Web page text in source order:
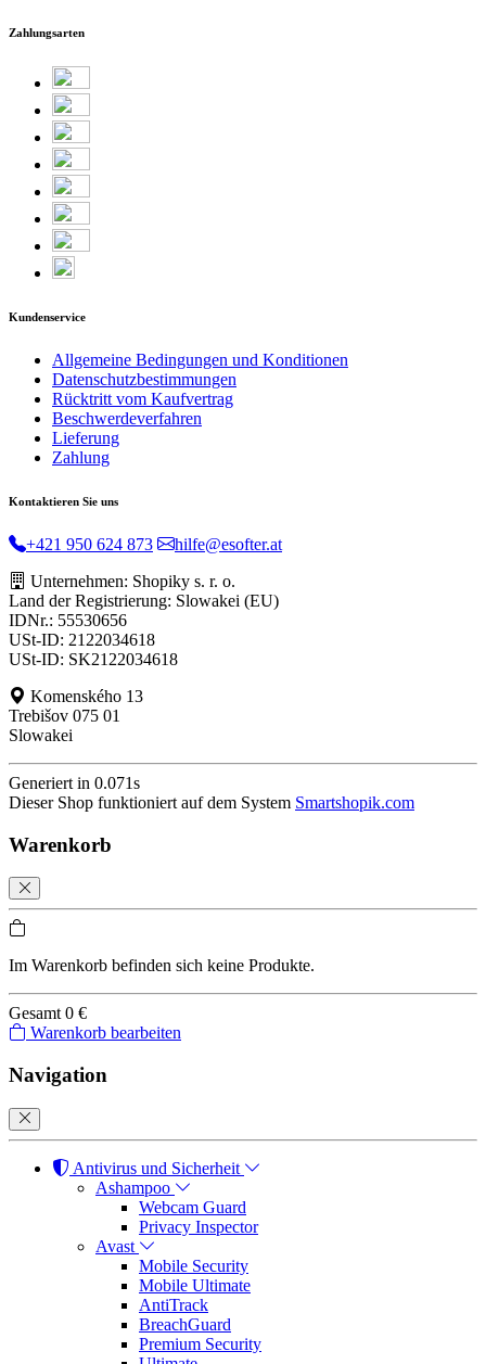
Zahlungsarten
Kundenservice
Allgemeine Bedingungen und Konditionen
Datenschutzbestimmungen
Rücktritt vom Kaufvertrag
Beschwerdeverfahren
Lieferung
Zahlung
Kontaktieren Sie uns
+421 950 624 873
hilfe@esofter.at
Unternehmen: Shopiky s. r. o.
Land der Registrierung: Slowakei (EU)
IDNr.: 55530656
USt-ID: 2122034618
USt-ID: SK2122034618
Komenského 13
Trebišov 075 01
Slowakei
Generiert in 0.071s
Dieser Shop funktioniert auf dem System Smartshopik.com
Warenkorb
Im Warenkorb befinden sich keine Produkte.
Gesamt 0 €
Warenkorb bearbeiten
Navigation
Antivirus und Sicherheit
Ashampoo
Webcam Guard
Privacy Inspector
Avast
Mobile Security
Mobile Ultimate
AntiTrack
BreachGuard
Premium Security